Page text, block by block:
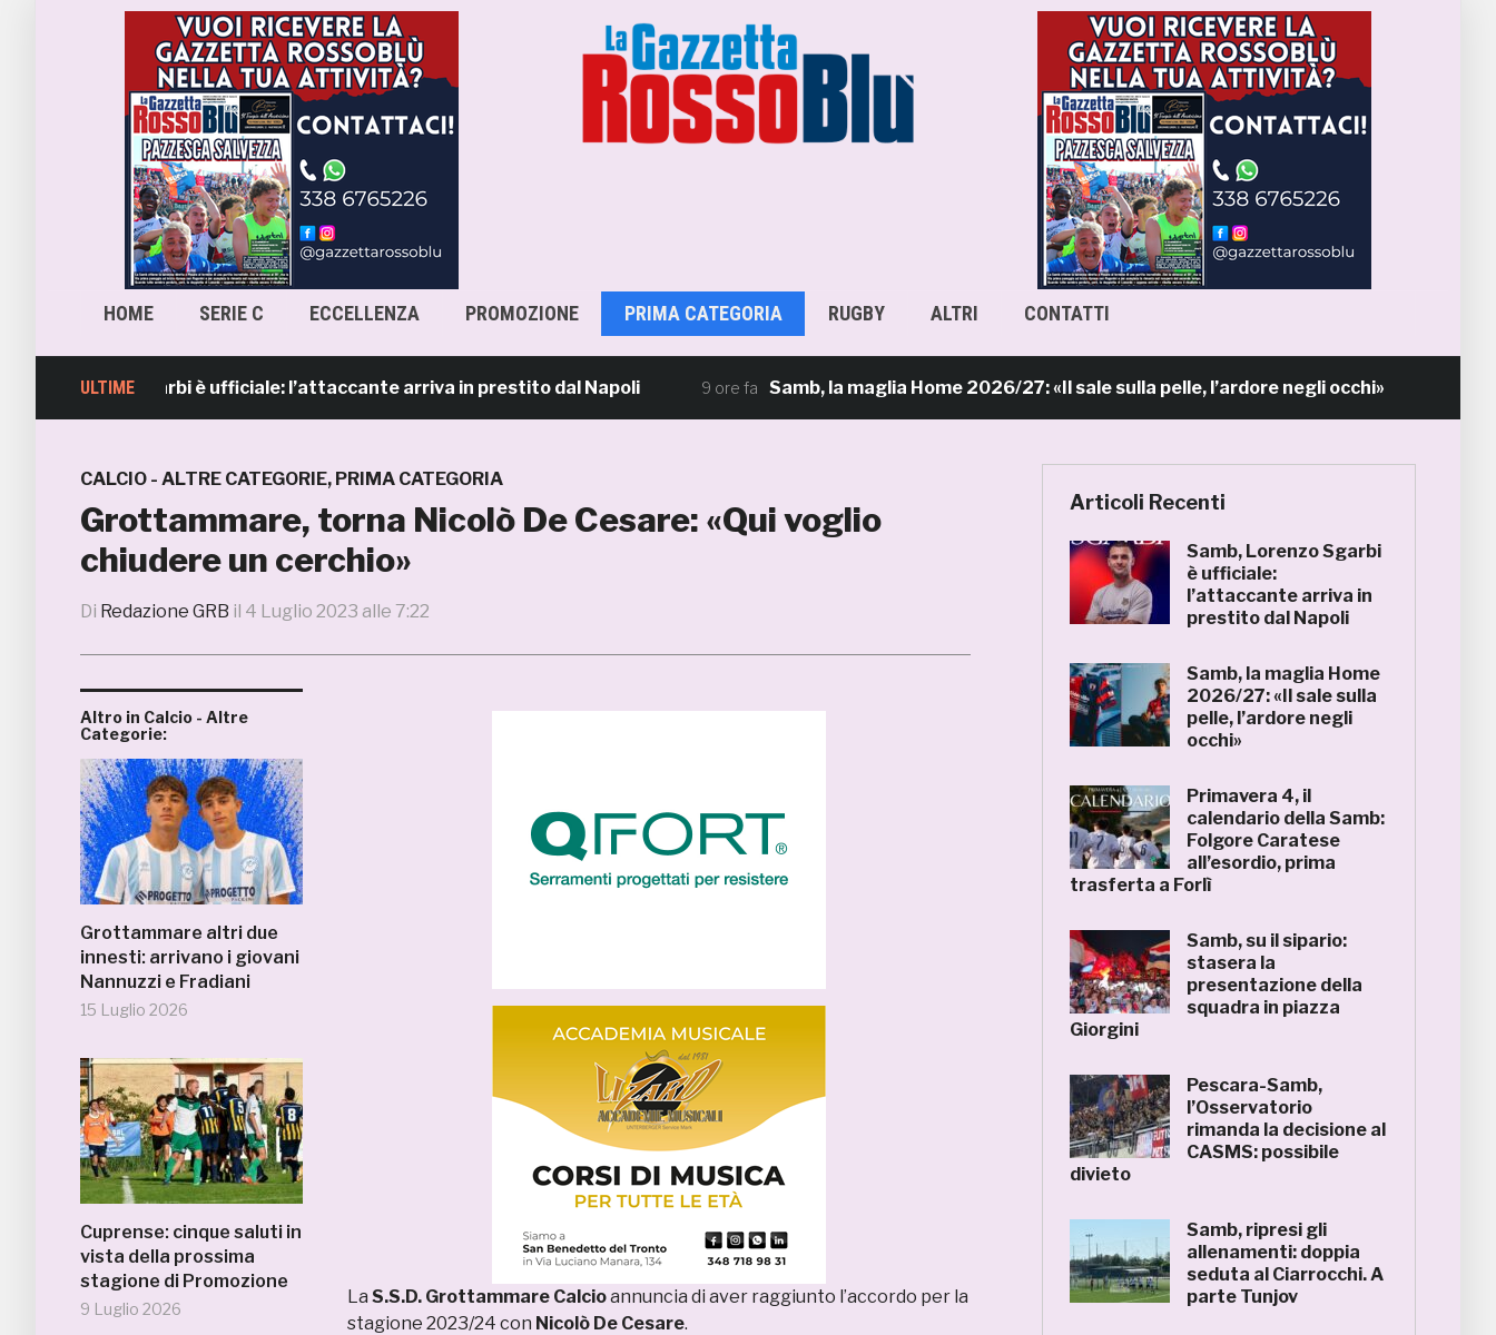
HOME SERIE C ECCELLENZA PROMOZIONE PRIMA CATEGORIA RUGBY ALTRI CONTATTI
ULTIME
Lorenzo Sgarbi è ufficiale: l’attaccante arriva in prestito dal Napoli 9 ore fa Samb, la maglia Home 2026/27: «Il sale sulla pelle, l’ardore negli occhi»
CALCIO - ALTRE CATEGORIE, PRIMA CATEGORIA
Grottammare, torna Nicolò De Cesare: «Qui voglio
chiudere un cerchio»
Di Redazione GRB il 4 Luglio 2023 alle 7:22
Altro in Calcio - Altre
Categorie:
Grottammare altri due
innesti: arrivano i giovani
Nannuzzi e Fradiani
15 Luglio 2026
Cuprense: cinque saluti in
vista della prossima
stagione di Promozione
9 Luglio 2026
La S.S.D. Grottammare Calcioannuncia di aver raggiunto l’accordo per la
stagione 2023/24 con Nicolò De Cesare.
Articoli Recenti
Samb, Lorenzo Sgarbi
è ufficiale:
l’attaccante arriva in
prestito dal Napoli
Samb, la maglia Home
2026/27: «Il sale sulla
pelle, l’ardore negli
occhi»
Primavera 4, il
calendario della Samb:
Folgore Caratese
all’esordio, prima
trasferta a Forlì
Samb, su il sipario:
stasera la
presentazione della
squadra in piazza
Giorgini
Pescara-Samb,
l’Osservatorio
rimanda la decisione al
CASMS: possibile
divieto
Samb, ripresi gli
allenamenti: doppia
seduta al Ciarrocchi. A
parte Tunjov